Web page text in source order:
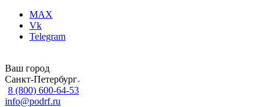
MAX
Vk
Telegram
Ваш город
Санкт-Петербург
8 (800) 600-64-53
info@podrf.ru